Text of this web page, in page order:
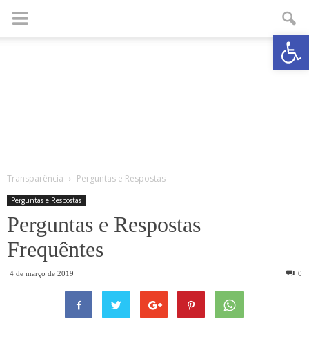
Abrir a
Transparência Perguntas e Respostas
Perguntas e Respostas
Perguntas e Respostas
Frequêntes
4 de março de 2019 0